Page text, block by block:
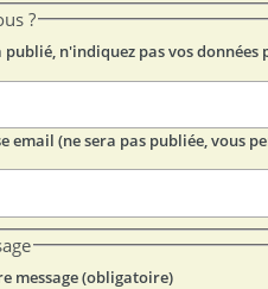
?
publié, n'indiquez pas vos données
email (ne sera pas publiée, vous
Texte de votre message (obligatoire)